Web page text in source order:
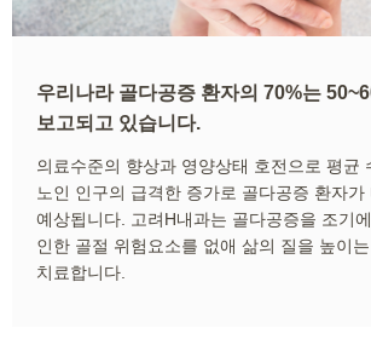
우리나라 골다공증 환자의 70%는
보고되고 있습니다.
의료수준의 향상과 영양상태 호전으로 평균
노인 인구의 급격한 증가로 골다공증 환자가
예상됩니다. 고려H내과는 골다공증을 조기
인한 골절 위험요소를 없애 삶의 질을 높이
치료합니다.